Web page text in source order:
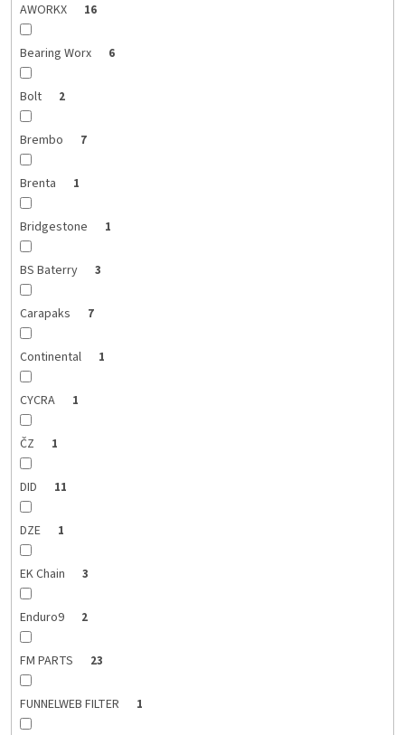
AWORKX 16
Bearing Worx 6
Bolt 2
Brembo 7
Brenta 1
Bridgestone 1
BS Baterry 3
Carapaks 7
Continental 1
CYCRA 1
ČZ 1
DID 11
DZE 1
EK Chain 3
Enduro9 2
FM PARTS 23
FUNNELWEB FILTER 1